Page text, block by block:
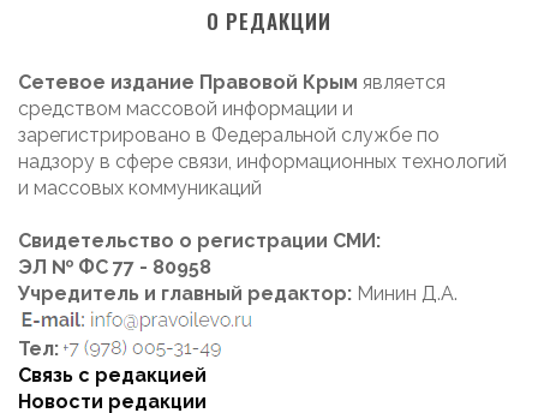
О РЕДАКЦИИ
Сетевое издание Правовой Крым является
средством массовой информации и
зарегистрировано в Федеральной службе по
надзору в сфере связи, информационных технологий
и массовых коммуникаций
Свидетельство о регистрации СМИ:
ЭЛ № ФС 77 - 80958
Учредитель и главный редактор: Минин Д.А.
Тел:
Связь с редакцией
Новости редакции